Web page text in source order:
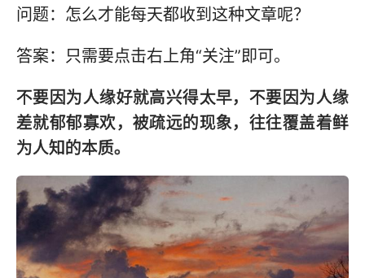
问题：怎么才能每天都收到这种文章呢？
答案：只需要点击右上角“关注”即可。
不要因为人缘好就高兴得太早，不要因为人缘
差就郁郁寡欢，被疏远的现象，往往覆盖着鲜
为人知的本质。